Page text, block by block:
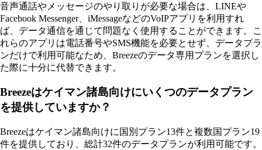
音声通話やメッセージのやり取りが必要な場合は、LINEや
Facebook Messenger、iMessageなどのVoIPアプリを利用すれ
ば、データ通信を通じて問題なく使用することができます。こ
れらのアプリは電話番号やSMS機能を必要とせず、データプラ
ンだけで利用可能なため、Breezeのデータ専用プランを選択し
た際に十分に代替できます。
Breezeはケイマン諸島向けにいくつのデータプラン
を提供していますか？
Breezeはケイマン諸島向けに国別プラン13件と複数国プラン19
件を提供しており、総計32件のデータプランが利用可能です。